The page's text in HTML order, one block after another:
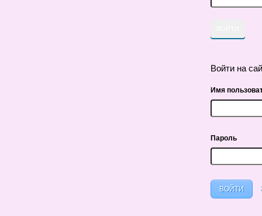
Войти на
Имя
Пароль